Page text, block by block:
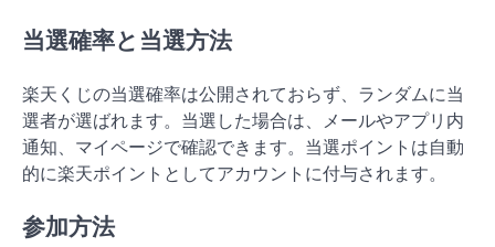
当選確率と当選方法
楽天くじの当選確率は公開されておらず、ランダムに当
選者が選ばれます。当選した場合は、メールやアプリ内
通知、マイページで確認できます。当選ポイントは自動
的に楽天ポイントとしてアカウントに付与されます。
参加方法